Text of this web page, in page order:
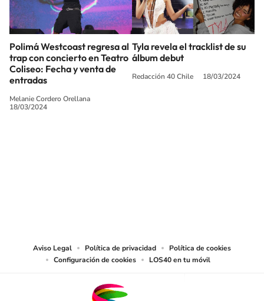
Polimá Westcoast regresa al
trap con concierto en Teatro
Coliseo: Fecha y venta de
entradas
Melanie Cordero Orellana
18/03/2024
Tyla revela el tracklist de su
álbum debut
Redacción 40 Chile 18/03/2024
Aviso Legal Política de privacidad
Política de cookies
Configuración de cookies
LOS40 en tu móvil